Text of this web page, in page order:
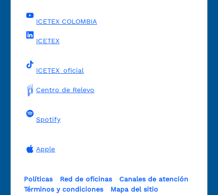
ICETEX COLOMBIA
ICETEX
ICETEX_oficial
Centro de Relevo
Spotify
Apple
Políticas Red de oficinas
Canales de atención
Términos y condiciones
Mapa del sitio